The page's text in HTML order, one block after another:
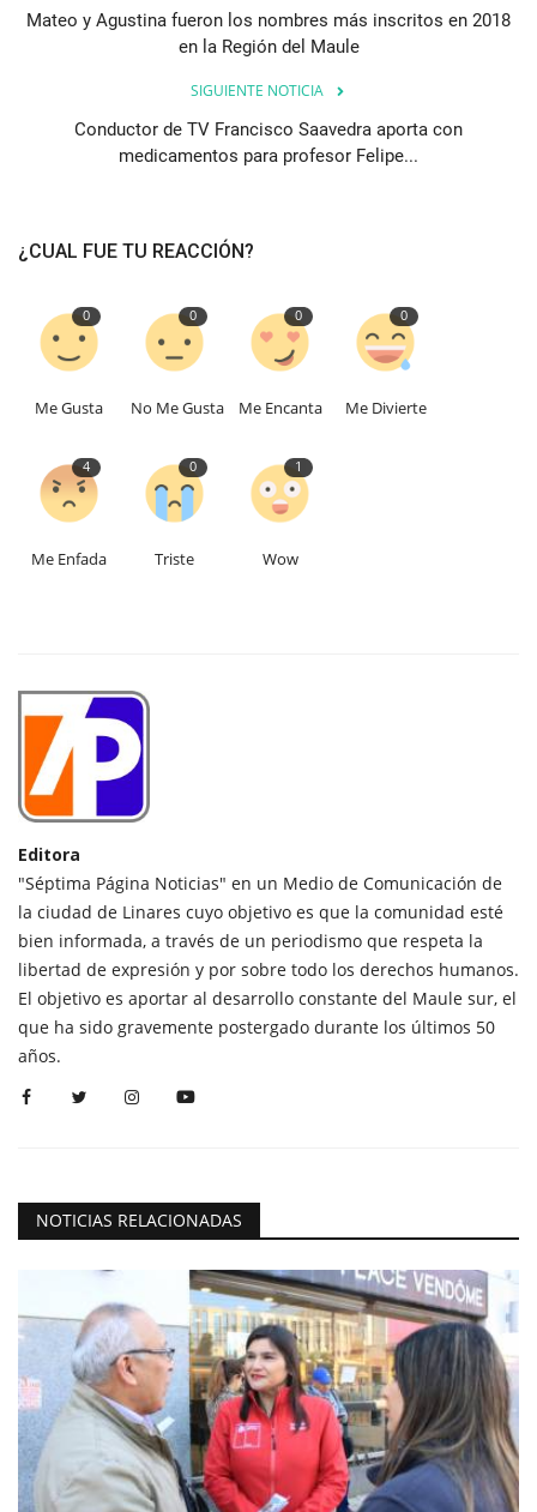
Mateo y Agustina fueron los nombres más inscritos en 2018
en la Región del Maule
SIGUIENTE NOTICIA
Conductor de TV Francisco Saavedra aporta con
medicamentos para profesor Felipe...
¿CUAL FUE TU REACCIÓN?
0
Me Gusta
0
No Me Gusta
0
Me Encanta
0
Me Divierte
4
Me Enfada
0
Triste
1
Wow
Editora
"Séptima Página Noticias" en un Medio de Comunicación de
la ciudad de Linares cuyo objetivo es que la comunidad esté
bien informada, a través de un periodismo que respeta la
libertad de expresión y por sobre todo los derechos humanos.
El objetivo es aportar al desarrollo constante del Maule sur, el
que ha sido gravemente postergado durante los últimos 50
años.
NOTICIAS RELACIONADAS